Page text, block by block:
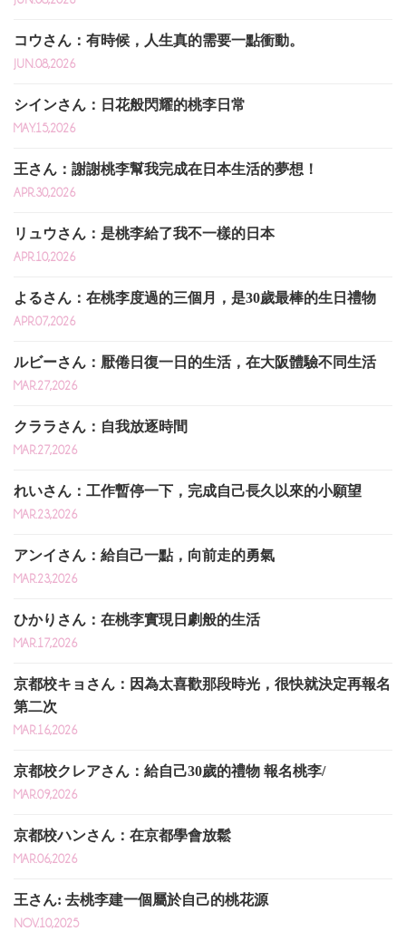
コウさん：有時候，人生真的需要一點衝動。
JUN.08,2026
シインさん：日花般閃耀的桃李日常
MAY.15,2026
王さん：謝謝桃李幫我完成在日本生活的夢想！
APR.30,2026
リュウさん：是桃李給了我不一樣的日本
APR.10,2026
よるさん：在桃李度過的三個月，是30歲最棒的生日禮物
APR.07,2026
ルビーさん：厭倦日復一日的生活，在大阪體驗不同生活
MAR.27,2026
クララさん：自我放逐時間
MAR.27,2026
れいさん：工作暫停一下，完成自己長久以來的小願望
MAR.23,2026
アンイさん：給自己一點，向前走的勇氣
MAR.23,2026
ひかりさん：在桃李實現日劇般的生活
MAR.17,2026
京都校キョさん：因為太喜歡那段時光，很快就決定再報名
第二次
MAR.16,2026
京都校クレアさん：給自己30歲的禮物 報名桃李/
MAR.09,2026
京都校ハンさん：在京都學會放鬆
MAR.06,2026
王さん: 去桃李建一個屬於自己的桃花源
NOV.10,2025